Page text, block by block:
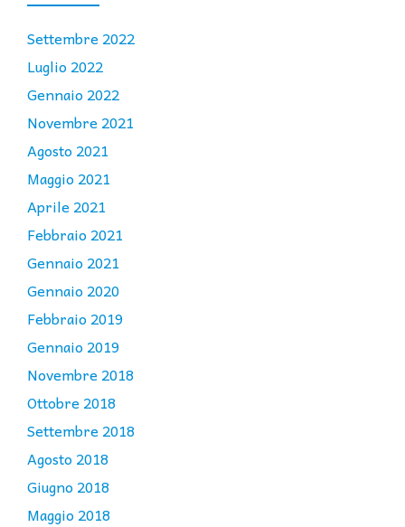
Settembre 2022
Luglio 2022
Gennaio 2022
Novembre 2021
Agosto 2021
Maggio 2021
Aprile 2021
Febbraio 2021
Gennaio 2021
Gennaio 2020
Febbraio 2019
Gennaio 2019
Novembre 2018
Ottobre 2018
Settembre 2018
Agosto 2018
Giugno 2018
Maggio 2018